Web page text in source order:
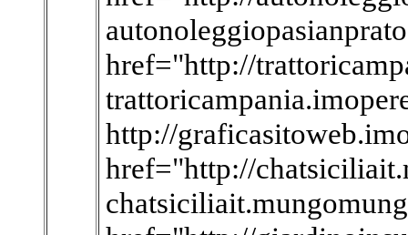
href="http://
http://
href="http://